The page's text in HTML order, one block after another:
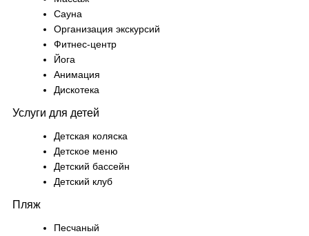
Сауна
Организация экскурсий
Фитнес-центр
Йога
Анимация
Дискотека
Услуги для детей
Детская коляска
Детское меню
Детский бассейн
Детский клуб
Пляж
Песчаный